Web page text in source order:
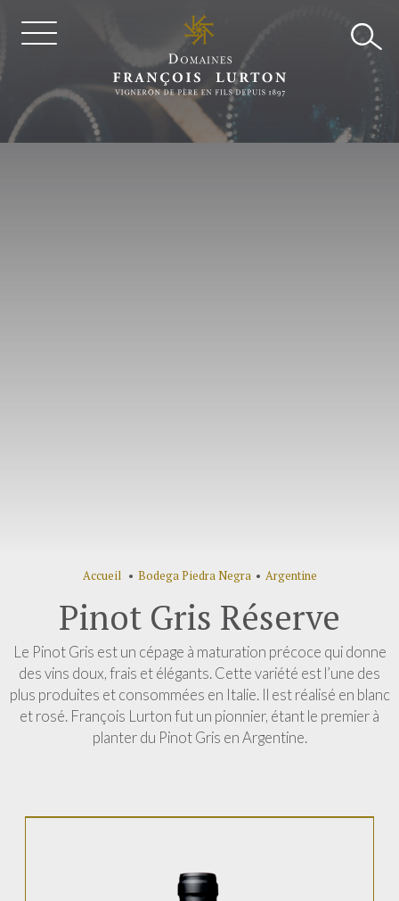
Accueil • Bodega Piedra Negra • Argentine
Pinot Gris Réserve
Le Pinot Gris est un cépage à maturation précoce qui donne
des vins doux, frais et élégants. Cette variété est l’une des
plus produites et consommées en Italie. Il est réalisé en blanc
et rosé. François Lurton fut un pionnier, étant le premier à
planter du Pinot Gris en Argentine.